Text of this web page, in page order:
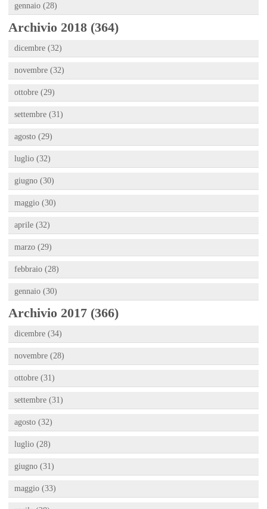
gennaio (28)
Archivio 2018 (364)
dicembre (32)
novembre (32)
ottobre (29)
settembre (31)
agosto (29)
luglio (32)
giugno (30)
maggio (30)
aprile (32)
marzo (29)
febbraio (28)
gennaio (30)
Archivio 2017 (366)
dicembre (34)
novembre (28)
ottobre (31)
settembre (31)
agosto (32)
luglio (28)
giugno (31)
maggio (33)